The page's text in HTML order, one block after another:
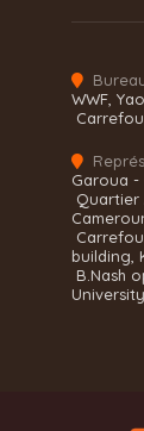
WWF,
Garoua -
Quartier
building,
B.Nash